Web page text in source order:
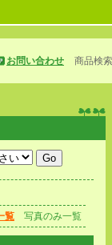
お問い合わせ 商品検索
覧 写真のみ一覧